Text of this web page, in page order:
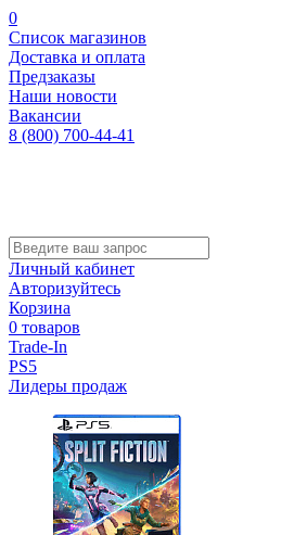
0
Список магазинов
Доставка и оплата
Предзаказы
Наши новости
Вакансии
8 (800) 700-44-41
Личный кабинет
Авторизуйтесь
Корзина
0 товаров
Trade-In
PS5
Лидеры продаж